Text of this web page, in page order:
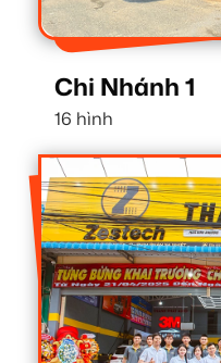
Chi Nhánh 1
16 hình